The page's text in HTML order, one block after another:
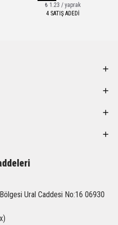
₺ 1.23 / yaprak
4 SATIŞ ADEDİ
Ural Caddesi No:16 06930